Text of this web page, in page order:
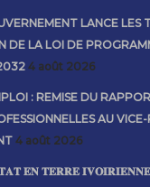
LANCE LES
DE LA LOI DE
4 août 2026
: REMISE DU
AU
4 août 2026
𝐄𝐍 𝐓𝐄𝐑𝐑𝐄